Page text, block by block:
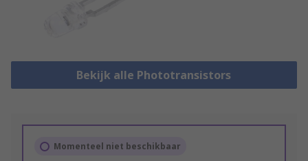
Bekijk alle Phototransistors
Momenteel niet beschikbaar